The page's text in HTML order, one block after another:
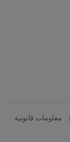
معلومات قانونية